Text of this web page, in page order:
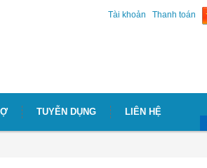
Tài khoản Thanh toán
TUYỄN DỤNG LIÊN HỆ